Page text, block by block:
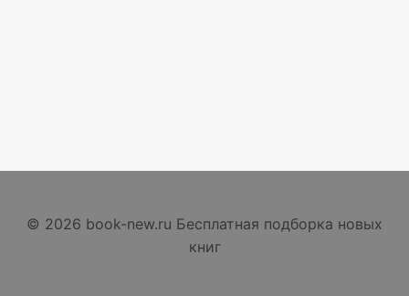
© 2026 book-new.ru Бесплатная подборка новых
книг